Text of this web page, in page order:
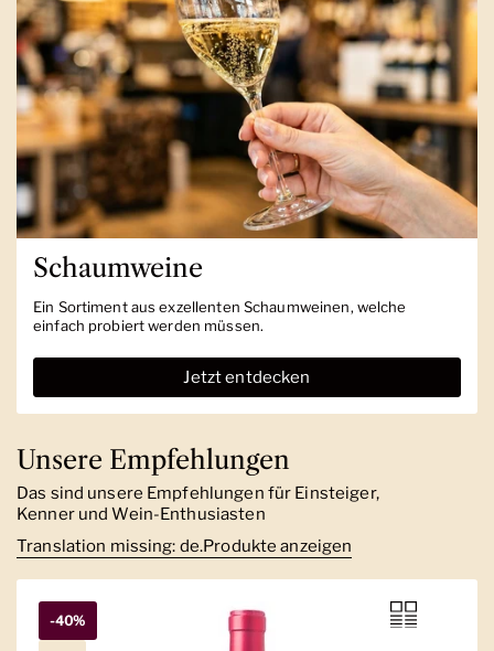
Schaumweine
Ein Sortiment aus exzellenten Schaumweinen, welche
einfach probiert werden müssen.
Jetzt entdecken
Unsere Empfehlungen
Das sind unsere Empfehlungen für Einsteiger,
Kenner und Wein-Enthusiasten
Translation missing: de.Produkte anzeigen
-40%